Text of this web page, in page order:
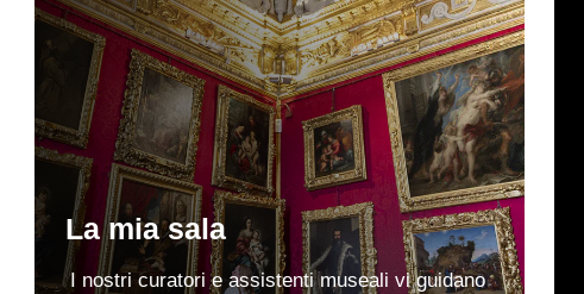
La mia sala
I nostri curatori e assistenti museali vi guidano